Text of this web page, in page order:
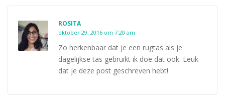
ROSITA
oktober 29, 2016 om 7:20 am
Zo herkenbaar dat je een rugtas als je
dagelijkse tas gebruikt ik doe dat ook. Leuk
dat je deze post geschreven hebt!